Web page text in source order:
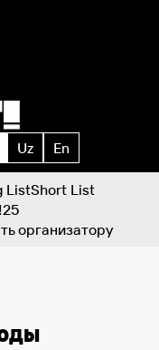
Uz En
ListShort List
организатору